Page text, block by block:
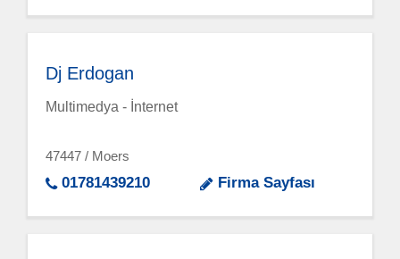
Dj Erdogan
Multimedya - İnternet
47447 / Moers
01781439210 Firma Sayfası